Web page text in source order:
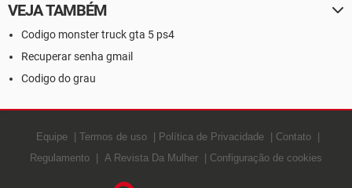
VEJA TAMBÉM
Codigo monster truck gta 5 ps4
Recuperar senha gmail
Codigo do grau
Equipe Termos de uso Política de Privacidade
Contato
Regulamento
A Revista Da Mulher Configuração de cookies